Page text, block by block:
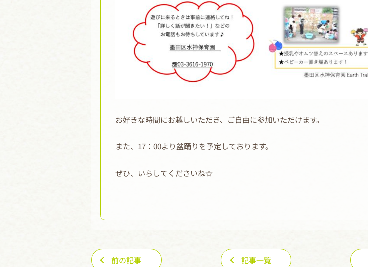
お好きな時間にお越しいただき、ご自由に参加いただけます。
また、17：00より盆踊りを予定しております。
ぜひ、いらしてくださいね☆
前の記事 記事一覧